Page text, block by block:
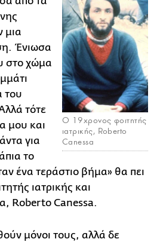
Ο 19χρονος φοιτητής
ιατρικής, Roberto
Canessa
μια
Ένιωσα
στο χώμα
του
τότε
μου και
για
το
ένα τεράστιο βήμα» θα πει
ιατρικής και
Roberto Canessa.
μόνοι τους, αλλά δε